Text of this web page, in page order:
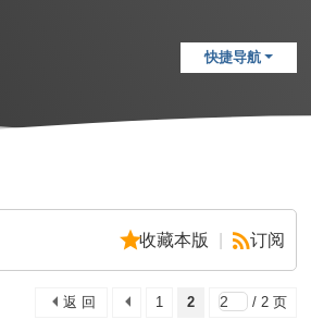
快捷导航
收藏本版 订阅
1 2 / 2 页
返 回